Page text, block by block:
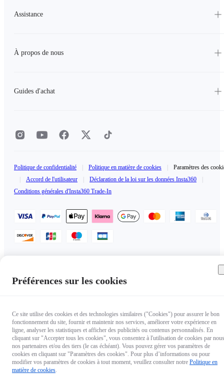
Assistance
À propos de nous
Guides d'achat
Politique de confidentialité Politique en matière de cookies
Paramètres des
Accord de l'utilisateur Déclaration de la loi sur les données Insta360
Conditions générales d'Insta360 Trade-In
Copyright © 2025 Insta360 All rights reserved.
Préférences sur les cookies
Ce site utilise des cookies et des technologies similaires ("Cookies") pour assurer le bon
fonctionnement du site, fournir et maintenir nos services, améliorer votre expérience en
ligne, analyser les statistiques et afficher des publicités ou contenus personnalisés. En
cliquant sur "Accepter tous les cookies", vous consentez à l'utilisation de cookies par
nos partenaires et/ou des tiers (le cas échéant). Vous pouvez gérer vos paramètres de
cookies en cliquant sur "Paramètres des cookies". Pour plus d’informations ou pour
modifier vos paramètres de cookies à tout moment, veuillez consulter notre Politique en
matière de cookies.